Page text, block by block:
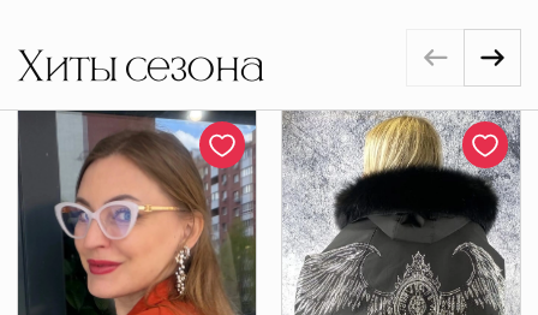
Хиты сезона